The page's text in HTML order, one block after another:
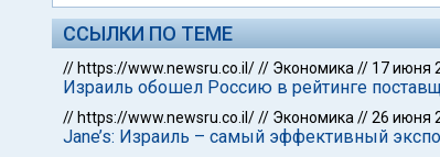
ССЫЛКИ ПО ТЕМЕ
// https://www.newsru.co.il/// Экономика // 17 июня
Израиль обошел Россию в рейтинге
// https://www.newsru.co.il/// Экономика //26 июня
Jane’s: Израиль – самый эффективный